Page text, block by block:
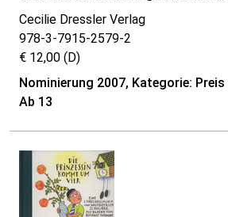
Cecilie Dressler Verlag
978-3-7915-2579-2
€ 12,00 (D)
Nominierung 2007, Kategorie:
Ab 13